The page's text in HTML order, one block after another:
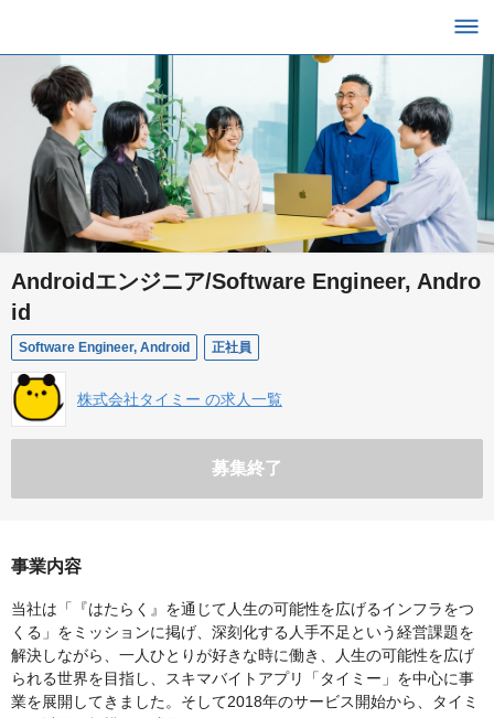
Androidエンジニア/Software Engineer, Andro
id
Software Engineer, Android 正社員
株式会社タイミー の求人一覧
募集終了
事業内容
当社は「『はたらく』を通じて人生の可能性を広げるインフラをつ
くる」をミッションに掲げ、深刻化する人手不足という経営課題を
解決しながら、一人ひとりが好きな時に働き、人生の可能性を広げ
られる世界を目指し、スキマバイトアプリ「タイミー」を中心に事
業を展開してきました。そして2018年のサービス開始から、タイミ